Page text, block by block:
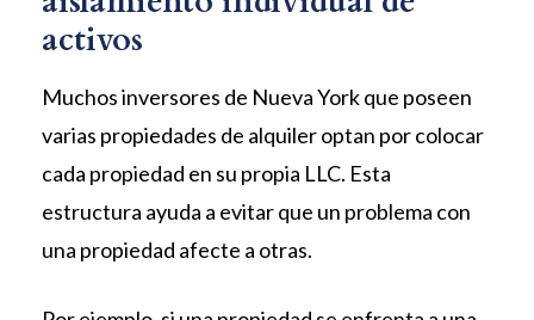
activos
Muchos inversores de Nueva York que poseen
varias propiedades de alquiler optan por colocar
cada propiedad en su propia LLC. Esta
estructura ayuda a evitar que un problema con
una propiedad afecte a otras.